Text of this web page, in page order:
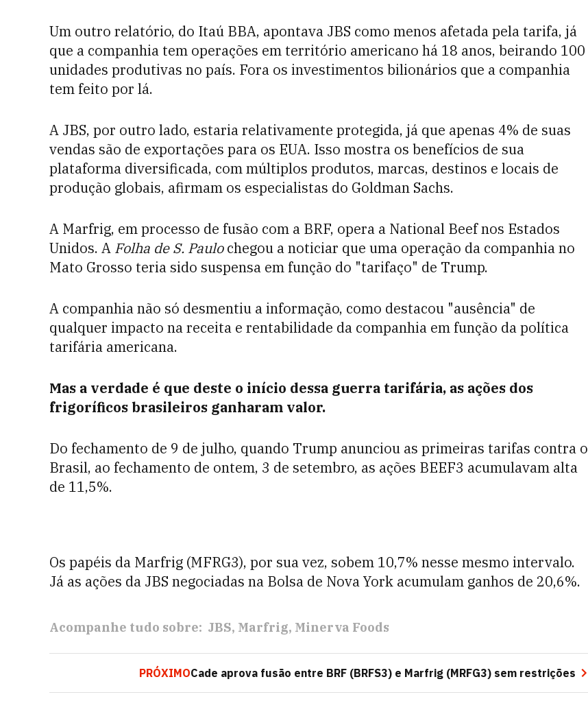
Um outro relatório, do Itaú BBA, apontava JBS como menos afetada pela tarifa, já
que a companhia tem operações em território americano há 18 anos, beirando 100
unidades produtivas no país. Fora os investimentos bilionários que a companhia
tem feito por lá.
A JBS, por outro lado, estaria relativamente protegida, já que apenas 4% de suas
vendas são de exportações para os EUA. Isso mostra os benefícios de sua
plataforma diversificada, com múltiplos produtos, marcas, destinos e locais de
produção globais, afirmam os especialistas do Goldman Sachs.
A Marfrig, em processo de fusão com a BRF, opera a National Beef nos Estados
Unidos. A Folha de S. Paulochegou a noticiar que uma operação da companhia no
Mato Grosso teria sido suspensa em função do "tarifaço" de Trump.
A companhia não só desmentiu a informação, como destacou "ausência" de
qualquer impacto na receita e rentabilidade da companhia em função da política
tarifária americana.
Mas a verdade é que deste o início dessa guerra tarifária, as ações dos
frigoríficos brasileiros ganharam valor.
Do fechamento de 9 de julho, quando Trump anunciou as primeiras tarifas contra o
Brasil, ao fechamento de ontem, 3 de setembro, as ações BEEF3 acumulavam alta
de 11,5%.
Os papéis da Marfrig (MFRG3), por sua vez, sobem 10,7% nesse mesmo intervalo.
Já as ações da JBS negociadas na Bolsa de Nova York acumulam ganhos de 20,6%.
Acompanhe tudo sobre: JBS Marfrig Minerva Foods
PRÓXIMOCade aprova fusão entre BRF (BRFS3) e Marfrig (MRFG3) sem restrições